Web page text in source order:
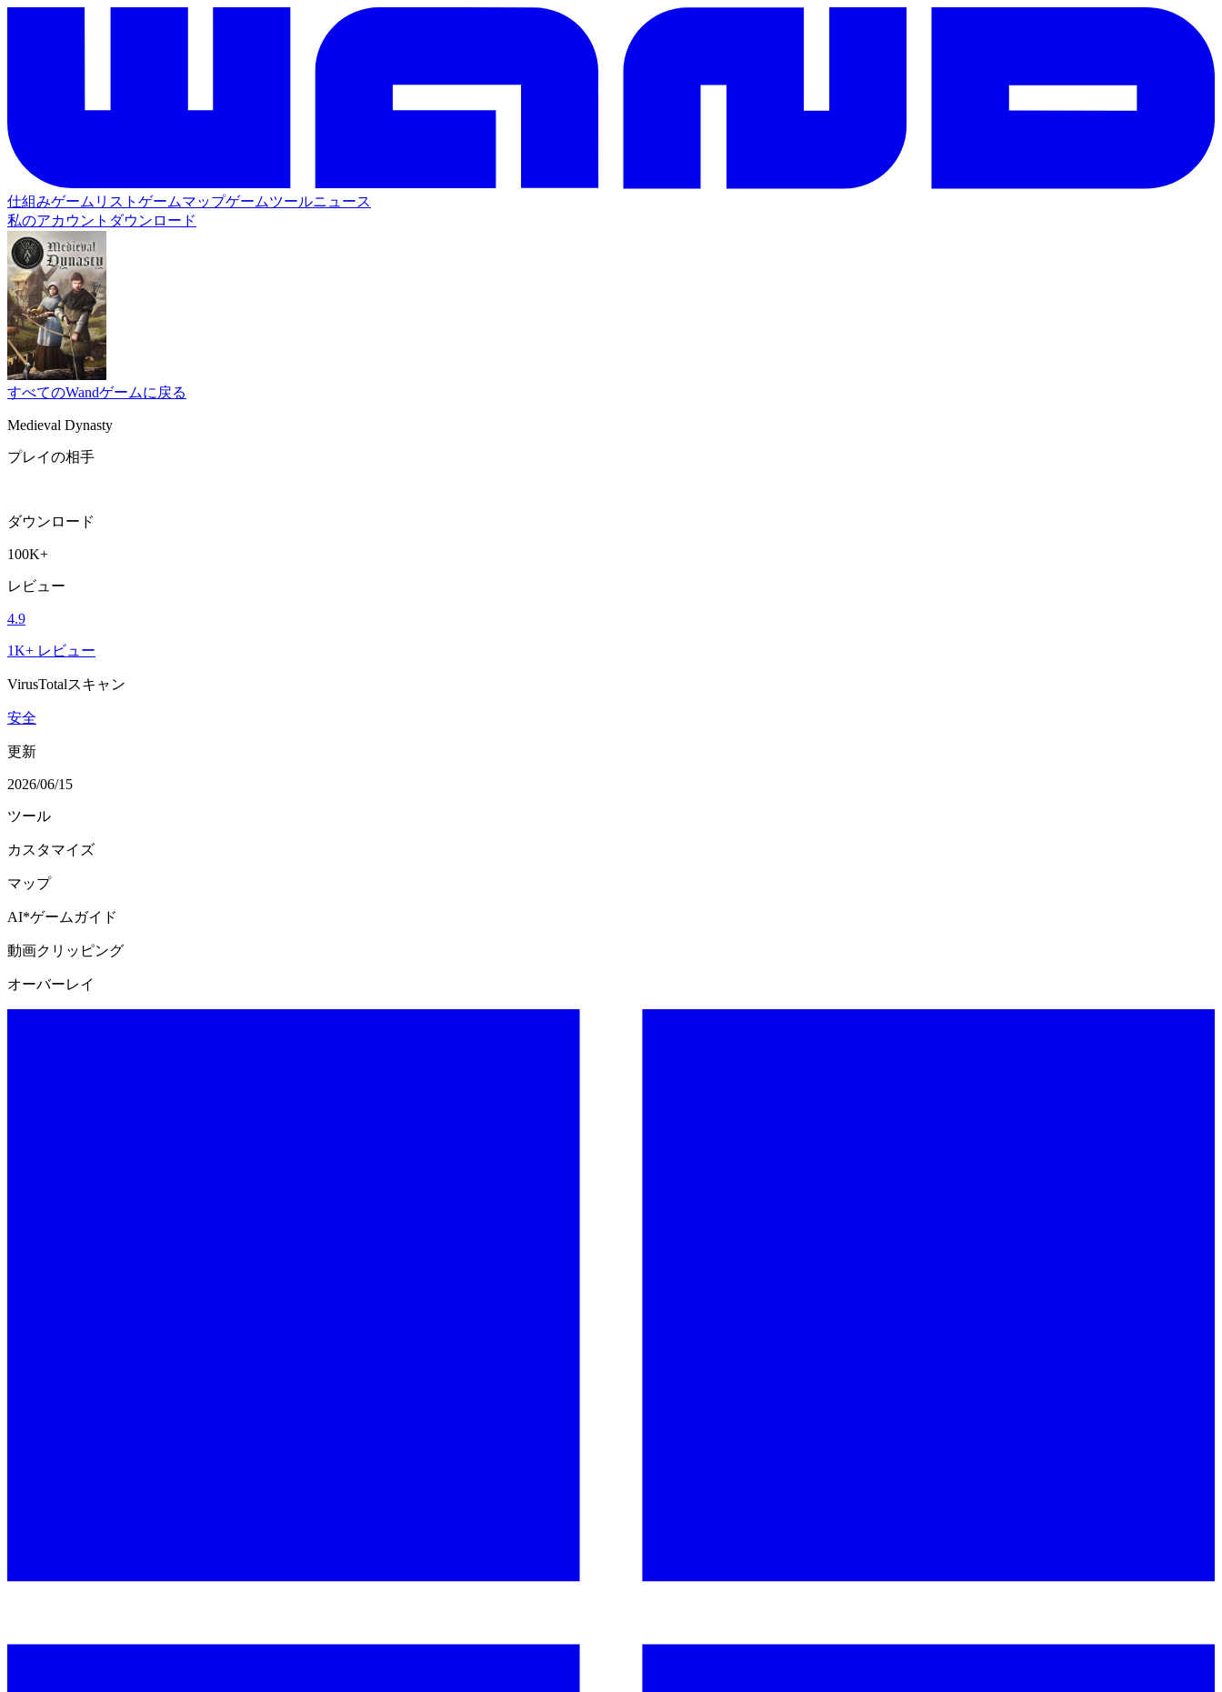
仕組みゲームリスト ゲームマップゲームツールニュース
私のアカウント ダウンロード
すべてのWandゲームに戻る
Medieval Dynasty
プレイの相手
ダウンロード
100K+
レビュー
4.9
1K+ レビュー
VirusTotalスキャン
安全
更新
2026/06/15
ツール
カスタマイズ
マップ
AI*ゲームガイド
動画クリッピング
オーバーレイ